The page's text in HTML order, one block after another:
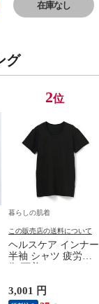
ル セットでお
得!! 脇汗 汗取り
対策 綿 肌に優し
い 汗とり パット
24SS M/L/LL
肌着
在庫なし
グ
2位
暮らしの肌着
この販売店の送料について
ヘルスケア インナー
半袖 シャツ 疲労回
外線 疲労軽減 ボデ
ィケア 健康 プレゼ
3,001 円